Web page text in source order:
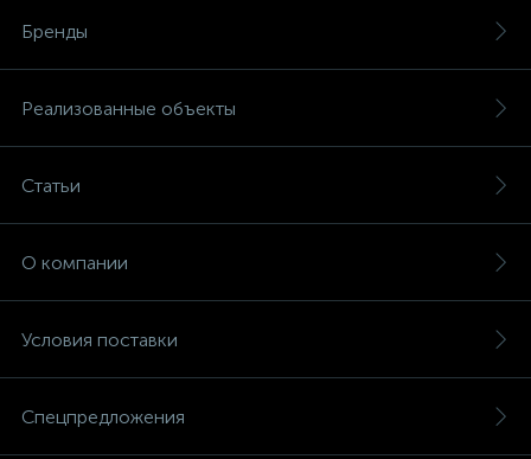
Бренды
Реализованные объекты
Статьи
О компании
Условия поставки
Спецпредложения